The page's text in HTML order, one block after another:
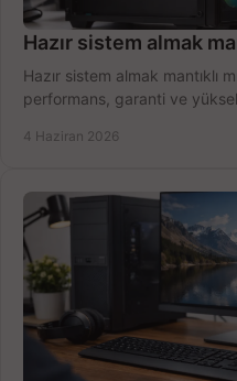
Hazır sistem almak
Hazır sistem almak mantıklı
performans, garanti ve
4 Haziran 2026